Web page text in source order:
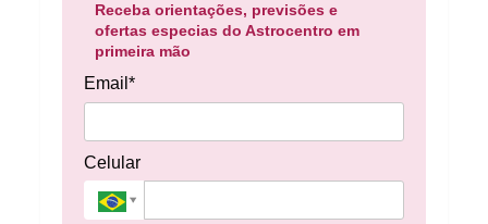
Receba orientações, previsões e
ofertas especias do Astrocentro em
primeira mão
Email*
Celular